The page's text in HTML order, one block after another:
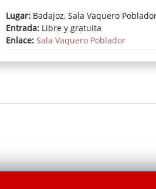
Lugar:Badajoz, Sala Vaquero
Entrada:Libre y gratuita
Enlace: Sala Vaquero Poblador